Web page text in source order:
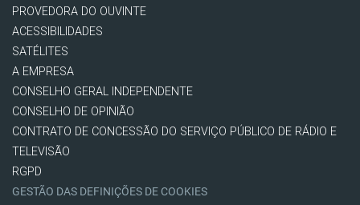
PROVEDORA DO OUVINTE
ACESSIBILIDADES
SATÉLITES
A EMPRESA
CONSELHO GERAL INDEPENDENTE
CONSELHO DE OPINIÃO
CONTRATO DE CONCESSÃO DO SERVIÇO PÚBLICO DE RÁDIO E
TELEVISÃO
RGPD
GESTÃO DAS DEFINIÇÕES DE COOKIES